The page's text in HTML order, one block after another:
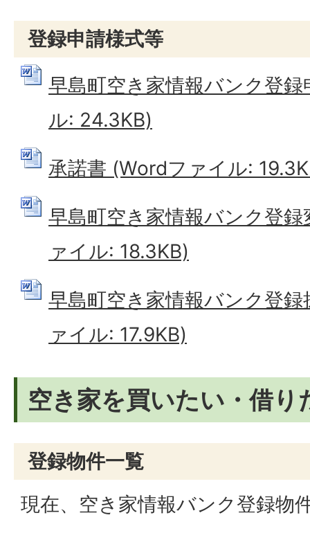
登録申請様式等
早島町空き家情報バンク登
ル: 24.3KB)
承諾書 (Wordファイル:
早島町空き家情報バンク登
ァイル: 18.3KB)
早島町空き家情報バンク登
ァイル: 17.9KB)
空き家を買いたい・借り
登録物件一覧
現在、空き家情報バンク登録物